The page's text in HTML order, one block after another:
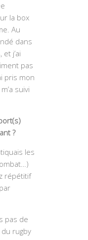
la box
Au
dans
j’ai
pas
pris mon
suivi
?
les
répétitif
pas de
du rugby